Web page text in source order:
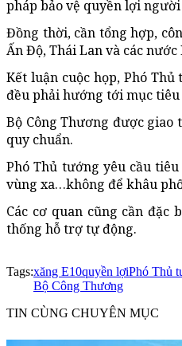
pháp bảo vệ quyền lợi
Đồng thời, cần tổng hợp,
Ấn Độ, Thái Lan và các
Kết luận cuộc họp, Phó
đều phải hướng tới mục tiêu
Bộ Công Thương được
quy chuẩn.
Phó Thủ tướng yêu cầu
vùng xa…không để khâu
Các cơ quan cũng cần
thống hỗ trợ tự động.
Tags:xăng E10quyền lợiPhó Thủ
Bộ Công Thương
TIN CÙNG CHUYÊN MỤC